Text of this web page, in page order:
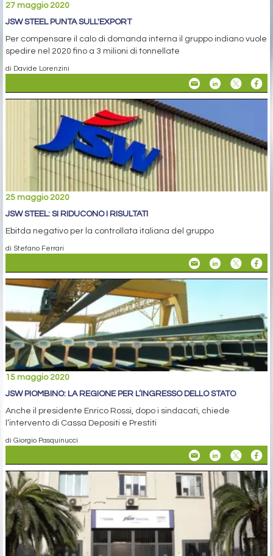
27 maggio 2020
JSW STEEL PUNTA SULL'EXPORT
Per compensare il calo di domanda interna il gruppo indiano vuole
spedire nel 2020 fino a 3 milioni di tonnellate
di Davide Lorenzini
25 maggio 2020
JSW STEEL: SI RIDUCONO I RISULTATI
Ebitda negativo per la controllata italiana del gruppo
di Stefano Ferrari
15 maggio 2020
JSW PIOMBINO: LA REGIONE PER L’INGRESSO DELLO STATO
Anche il presidente Enrico Rossi, dopo i sindacati, chiede
l’intervento di Cassa Depositi e Prestiti
di Giorgio Pasquinucci